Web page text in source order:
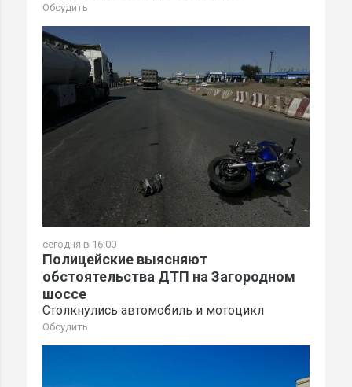
Обсудить
сегодня в 16:00
Полицейские выясняют
обстоятельства ДТП на Загородном
шоссе
Столкнулись автомобиль и мотоцикл
Обсудить